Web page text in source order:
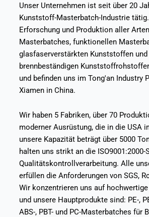
Unser Unternehmen ist seit über 20
Kunststoff-Masterbatch-Industrie
Erforschung und Produktion aller
Masterbatches, funktionellen
glasfaserverstärkten Kunststoffen und
brennbeständigen
und befinden uns im Tong'an Industry
Xiamen in China.
Wir haben 5 Fabriken, über 70
moderner Ausrüstung, die in die USA
unsere Kapazität beträgt über 5000
halten uns strikt an die ISO9001:2000-
Qualitätskontrollverarbeitung. Alle
erfüllen die Anforderungen von SGS,
Wir konzentrieren uns auf
und unsere Hauptprodukte sind: PE-,
ABS-, PBT- und PC-Masterbatches für